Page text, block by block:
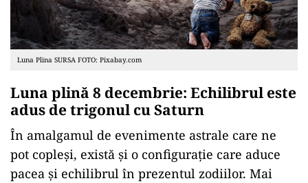
Luna Plina SURSA FOTO: Pixabay.com
Luna plină 8 decembrie: Echilibrul este
adus de trigonul cu Saturn
În amalgamul de evenimente astrale care ne
pot copleși, există și o configurație care aduce
pacea și echilibrul în prezentul zodiilor. Mai